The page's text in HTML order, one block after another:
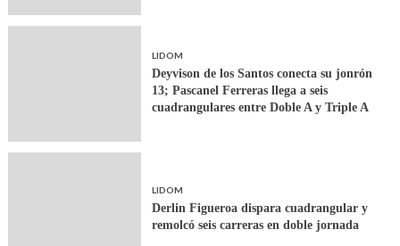
LIDOM
Deyvison de los Santos conecta su jonrón
13; Pascanel Ferreras llega a seis
cuadrangulares entre Doble A y Triple A
LIDOM
Derlin Figueroa dispara cuadrangular y
remolcó seis carreras en doble jornada